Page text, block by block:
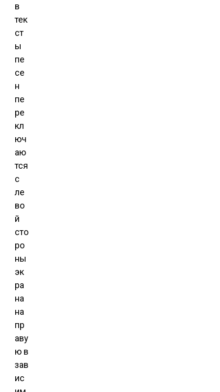
в
тек
ст
ы
пе
се
н
пе
ре
кл
юч
аю
тся
с
ле
во
й
сто
ро
ны
эк
ра
на
на
пр
аву
ю в
зав
ис